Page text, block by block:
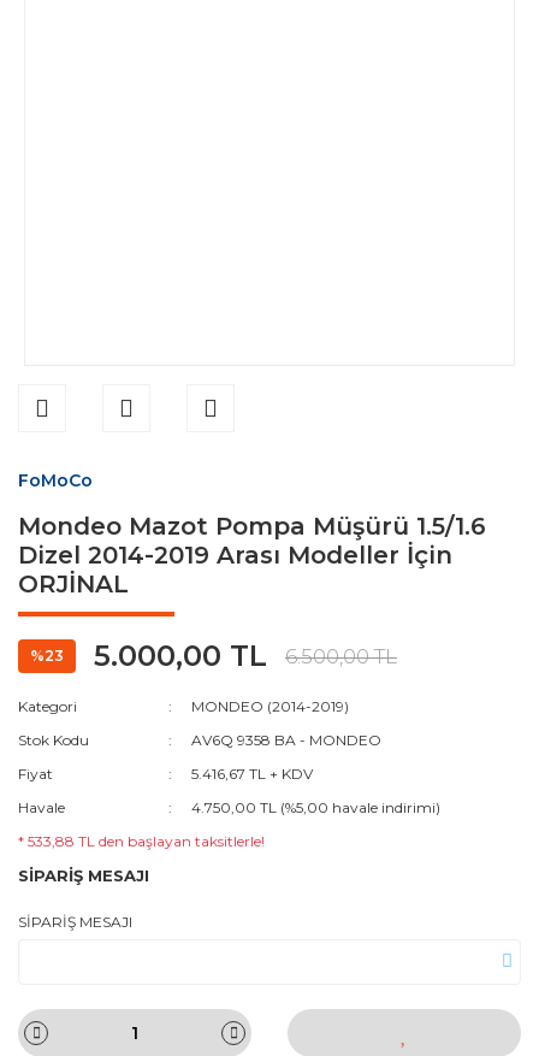
FoMoCo
Mondeo Mazot Pompa Müşürü 1.5/1.6
Dizel 2014-2019 Arası Modeller İçin
ORJİNAL
%23 5.000,00 TL 6.500,00 TL
Kategori
MONDEO (2014-2019)
Stok Kodu
AV6Q 9358 BA - MONDEO
Fiyat
5.416,67 TL + KDV
Havale
4.750,00 TL (%5,00 havale indirimi)
* 533,88 TL den başlayan taksitlerle!
SİPARİŞ MESAJI
SİPARİŞ MESAJI